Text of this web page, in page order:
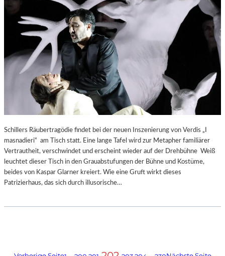
Schillers Räubertragödie findet bei der neuen Inszenierung von Verdis „I
masnadieri“ am Tisch statt. Eine lange Tafel wird zur Metapher familiärer
Vertrautheit, verschwindet und erscheint wieder auf der Drehbühne Weiß
leuchtet dieser Tisch in den Grauabstufungen der Bühne und Kostüme,
beides von Kaspar Glarner kreiert. Wie eine Gruft wirkt dieses
Patrizierhaus, das sich durch illusorische…